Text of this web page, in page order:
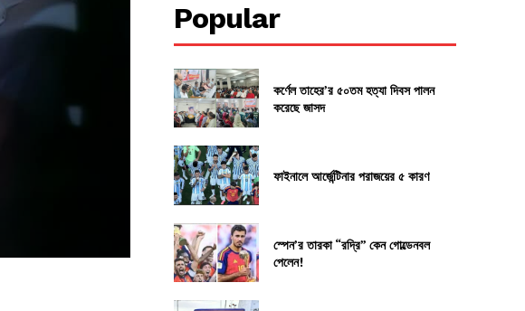
Popular
কর্ণেল তাহের’র ৫০তম হত্যা দিবস পালন
করেছে জাসদ
ফাইনালে আর্জেন্টিনার পরাজয়ের ৫ কারণ
স্পেন’র তারকা “রদ্রি” কেন গোল্ডেনবল
পেলেন!